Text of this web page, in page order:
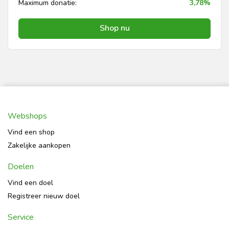
Maximum donatie: 3,78%
Shop nu
Webshops
Vind een shop
Zakelijke aankopen
Doelen
Vind een doel
Registreer nieuw doel
Service